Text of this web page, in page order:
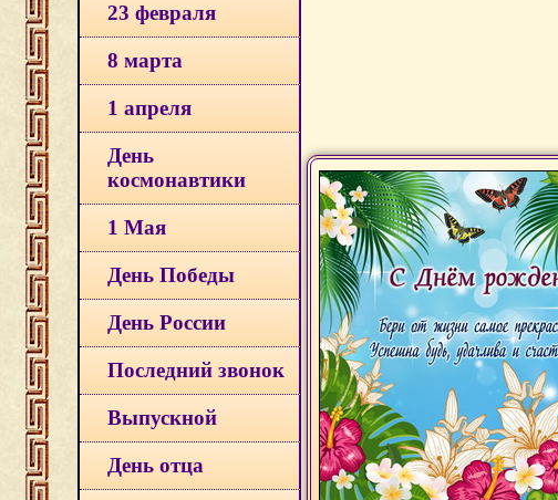
23 февраля
8 марта
1 апреля
День
космонавтики
1 Мая
День Победы
День России
Последний звонок
Выпускной
День отца